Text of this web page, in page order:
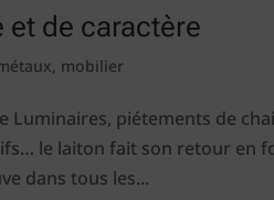
et de caractère
, mobilier
Luminaires, piétements de
le laiton fait son retour en
dans tous les...